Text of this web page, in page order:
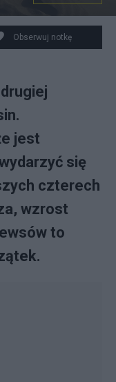
Obserwuj notkę
jest
się
czterech
wzrost
to